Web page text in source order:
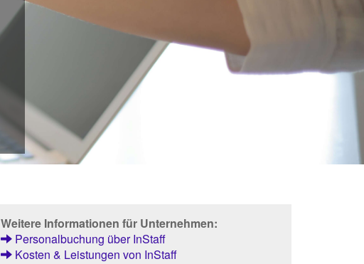
Weitere Informationen für Unternehmen:
Personalbuchung über InStaff
Kosten & Leistungen von InStaff